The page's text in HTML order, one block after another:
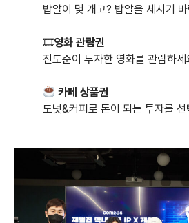
밥알이 몇 개고? 밥알을 세시기
🎞영화 관람권
진도준이 투자한 영화를 관람하세
카페 상품권
도넛&커피로 돈이 되는 투자를 선